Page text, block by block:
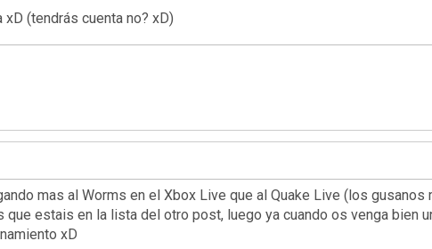
(tendrás cuenta no? xD)
mas al Worms en el Xbox Live que al Quake Live (los gusanos
estais en la lista del otro post, luego ya cuando os venga bien
xD